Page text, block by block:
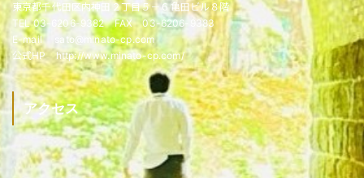
東京都千代田区内神田２丁目５－６亀田ビル８階
TEL 03-6206-9382 FAX 03-6206-9383
E-mail sato@minato-cp.com
公式HP http://www.minato-cp.com/
アクセス